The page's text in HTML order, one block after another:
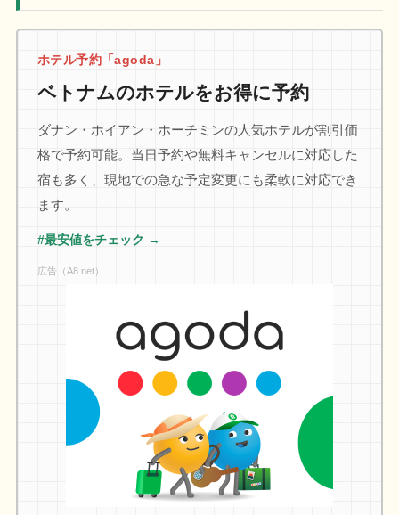
ホテル予約「agoda」
ベトナムのホテルをお得に予約
ダナン・ホイアン・ホーチミンの人気ホテルが割引価
格で予約可能。当日予約や無料キャンセルに対応した
宿も多く、現地での急な予定変更にも柔軟に対応でき
ます。
#最安値をチェック →
広告（A8.net）